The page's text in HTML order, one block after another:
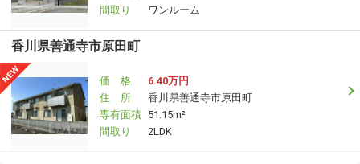
間取り
ワンルーム
香川県善通寺市原田町
価 格
6.40万円
住 所
香川県善通寺市原田町
専有面積 51.15m²
間取り
2LDK